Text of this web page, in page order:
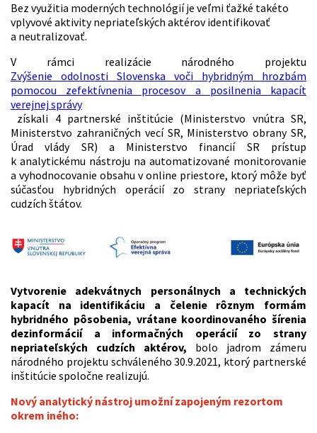
Bez využitia moderných technológií je veľmi ťažké takéto
vplyvové aktivity nepriateľských aktérov identifikovať
a neutralizovať.
V rámci realizácie národného projektu
Zvýšenie odolnosti Slovenska voči hybridným hrozbám
pomocou zefektívnenia procesov a posilnenia kapacít
verejnej správy
získali 4 partnerské inštitúcie (Ministerstvo vnútra SR,
Ministerstvo zahraničných vecí SR, Ministerstvo obrany SR,
Úrad vlády SR) a Ministerstvo financií SR prístup
k analytickému nástroju na automatizované monitorovanie
a vyhodnocovanie obsahu v online priestore, ktorý môže byť
súčasťou hybridných operácií zo strany nepriateľských
cudzích štátov.
Vytvorenie adekvátnych personálnych a technických
kapacít na identifikáciu a čelenie rôznym formám
hybridného pôsobenia, vrátane koordinovaného šírenia
dezinformácií a informačných operácií zo strany
nepriateľských cudzích aktérov, bolo jadrom zámeru
národného projektu schváleného 30.9.2021, ktorý partnerské
inštitúcie spoločne realizujú.
Nový analytický nástroj umožní zapojeným rezortom
okrem iného: